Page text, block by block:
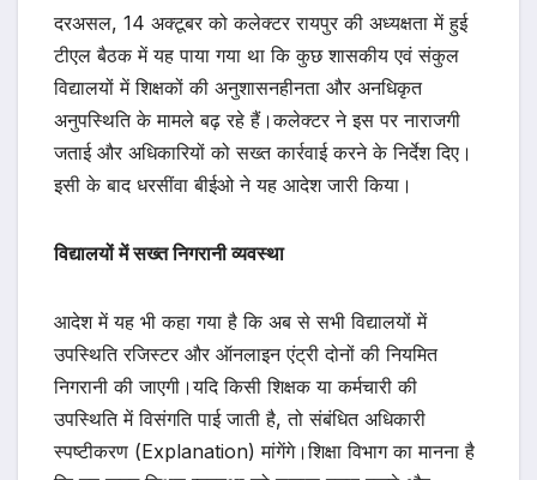
दरअसल, 14 अक्टूबर को कलेक्टर रायपुर की अध्यक्षता में हुई
टीएल बैठक में यह पाया गया था कि कुछ शासकीय एवं संकुल
विद्यालयों में शिक्षकों की अनुशासनहीनता और अनधिकृत
अनुपस्थिति के मामले बढ़ रहे हैं।कलेक्टर ने इस पर नाराजगी
जताई और अधिकारियों को सख्त कार्रवाई करने के निर्देश दिए।
इसी के बाद धरसींवा बीईओ ने यह आदेश जारी किया।
विद्यालयों में सख्त निगरानी व्यवस्था
आदेश में यह भी कहा गया है कि अब से सभी विद्यालयों में
उपस्थिति रजिस्टर और ऑनलाइन एंट्री दोनों की नियमित
निगरानी की जाएगी।यदि किसी शिक्षक या कर्मचारी की
उपस्थिति में विसंगति पाई जाती है, तो संबंधित अधिकारी
स्पष्टीकरण (Explanation) मांगेंगे।शिक्षा विभाग का मानना है